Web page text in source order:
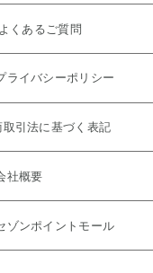
よくあるご質問
ライバシーポリシー
取引法に基づく表記
社概要
ゾンポイントモール